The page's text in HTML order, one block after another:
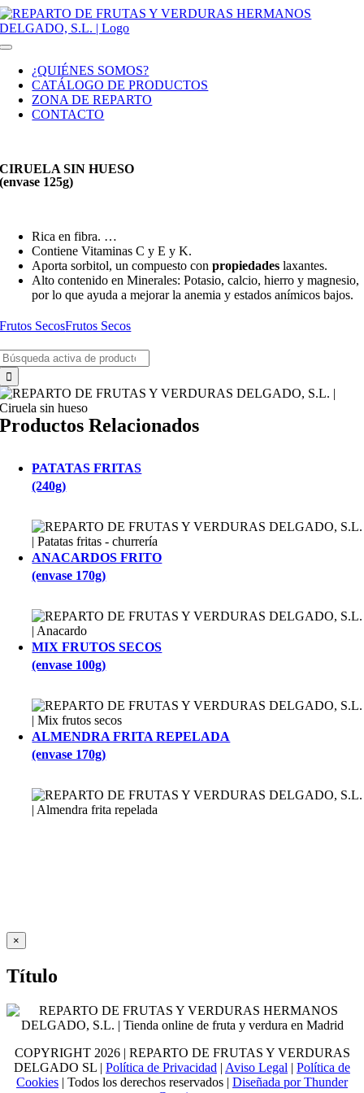
Saltar
al
contenido
Toggle
Navigation¿QUIÉNES SOMOS?
CATÁLOGO DE PRODUCTOS
ZONA DE REPARTO
CONTACTO
CIRUELA SIN HUESO
(envase 125g)
Rica en fibra. …
Contiene Vitaminas C y E y K.
Aporta sorbitol, un compuesto conpropiedades laxantes.
Alto contenido en Minerales: Potasio, calcio, hierro y magnesio,
por lo que ayuda a mejorar la anemia y estados anímicos bajos.
Frutos SecosFrutos Secos
Productos Relacionados
PATATAS FRITAS
(240g)
ANACARDOS FRITO
(envase 170g)
MIX FRUTOS SECOS
(envase 100g)
ALMENDRA FRITA REPELADA
(envase 170g)
Close
product
view
×
Título
COPYRIGHT 2026 | REPARTO DE FRUTAS Y VERDURAS
DELGADO SL | Política de Privacidad | Aviso Legal | Política de
Cookies | Todos los derechos reservados | Diseñada por Thunder